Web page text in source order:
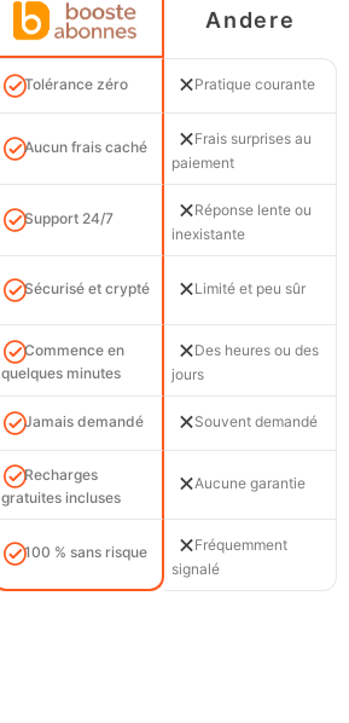
Andere
Tolérance zéro Pratique courante
Aucun frais caché
Frais surprises au
paiement
Support 24/7
Réponse lente ou
inexistante
Sécurisé et crypté Limité et peu sûr
Commence en
quelques minutes
Des heures ou des
jours
Jamais demandé Souvent demandé
Recharges
gratuites incluses
Aucune garantie
100 % sans risque
Fréquemment
signalé